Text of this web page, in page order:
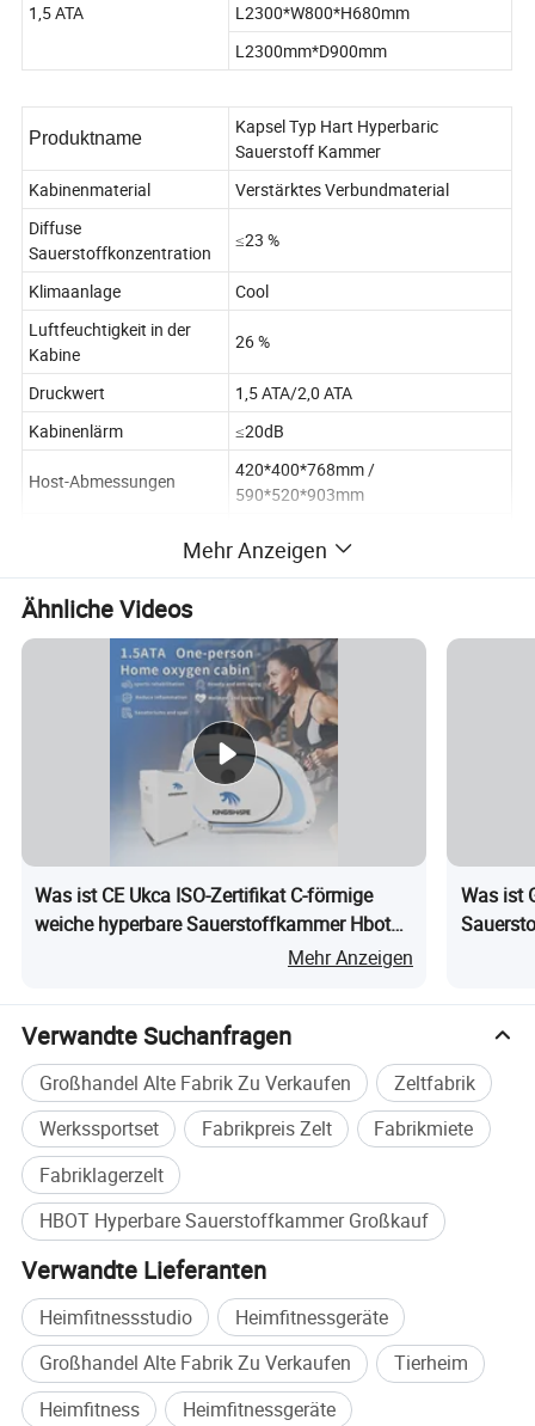
1,5 ATA
L2300*W800*H680mm
L2300mm*D900mm
Produktname
Kapsel Typ Hart Hyperbaric
Sauerstoff Kammer
Kabinenmaterial
Verstärktes Verbundmaterial
Diffuse
Sauerstoffkonzentration
≤23 %
Klimaanlage
Cool
Luftfeuchtigkeit in der
Kabine
26 %
Druckwert
1,5 ATA/2,0 ATA
Kabinenlärm
≤20dB
Host-Abmessungen
420*400*768mm /
590*520*903mm
Sauerstoffdruck
Betriebsgeräusche
≤50dB
Sauerstoffkonzentration
93 %
Produktbeschreibung
Hyperbare Sauerstoffkammer ist eine spezialisierte medizinische
Ausrüstung für die Durchführung hyperbare Sauerstofftherapie.
Es ist in zwei Arten auf der Grundlage des Mediums Druck
unterteilt: Luftdruckkammer und reinen Sauerstoff Druckkammer.
sehr breit, hauptsächlich klinisch zur Behandlung von anaeroben
bakteriellen Infektionen, CO-Vergiftungen, Gasembolien,
Dekompressionskrankheit, ischämische hypoxische
Enzephalopathie, Traumatische Hirnverletzung, zerebrovaskuläre
Erkrankungen, etc.
Liste unserer Produktnamen:
Medizinische Multi-Person-Luft-Sauerstoff-Druckkammer,
medizinische Erwachsene Sauerstoff-Sauerstoff-Druckkammer,
Säugling Sauerstoffkammer
Mehr Anzeigen
Ähnliche Videos
Was ist CE Ukca ISO-Zertifikat C-förmige
weiche hyperbare Sauerstoffkammer Hbot
für den Heimklinik- und SPA-EinsatzMehr Anzeigen
Was ist
Verwandte Suchanfragen
Großhandel Alte Fabrik Zu Verkaufen
Zeltfabrik
Werkssportset
Fabrikpreis Zelt
Fabrikmiete
Fabriklagerzelt
HBOT Hyperbare Sauerstoffkammer Großkauf
Verwandte Lieferanten
Heimfitnessstudio
Heimfitnessgeräte
Großhandel Alte Fabrik Zu Verkaufen
Tierheim
Heimfitness
Heimfitnessgeräte